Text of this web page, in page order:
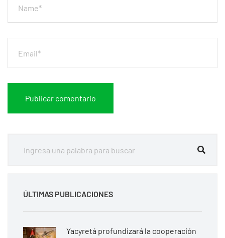
ÚLTIMAS PUBLICACIONES
Yacyretá profundizará la cooperación